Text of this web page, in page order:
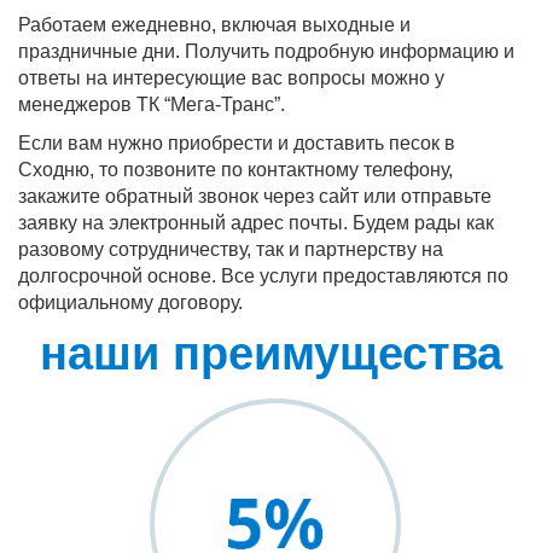
Работаем ежедневно, включая выходные и
праздничные дни. Получить подробную информацию и
ответы на интересующие вас вопросы можно у
менеджеров ТК “Мега-Транс”.
Если вам нужно приобрести и доставить песок в
Сходню, то позвоните по контактному телефону,
закажите обратный звонок через сайт или отправьте
заявку на электронный адрес почты. Будем рады как
разовому сотрудничеству, так и партнерству на
долгосрочной основе. Все услуги предоставляются по
официальному договору.
наши преимущества